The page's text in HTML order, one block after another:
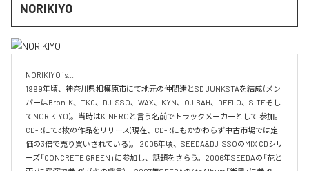
NORIKIYO
NORIKIYO is...
1999年頃、神奈川県相模原市にて地元の仲間達とSD JUNKSTAを結成 (メン
バーはBron-K、TKC、DJ ISSO、WAX、KYN、OJIBAH、DEFLO、SITEそし
てNORIKIYO)。当時はK-NEROと言う名前でトラックメーカーとして 参加。
CD-Rにて3枚の作品をリリース(現在、CD-Rにもかかわらず中古市場では定
価の3倍で売り買いされている)。 2005年頃、SEEDA&DJ ISSOのMIX CDシリ
ーズ「CONCRETE GREEN」に参加し、話題をさらう。2006年SEEDAの「花と